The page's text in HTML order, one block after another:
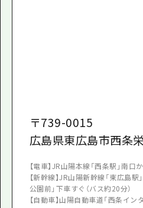
〒739-0015
広島県東広島市西条
【電車】JR山陽本線「西条駅」南口
【新幹線】JR山陽新幹線「東広島駅
公園前」下車すぐ（バス約20分）
【自動車】山陽自動車道「西条イ